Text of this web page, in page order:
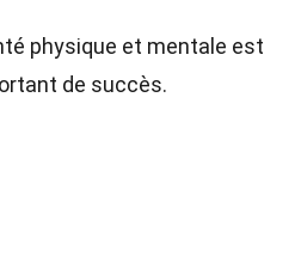
physique et mentale est
de succès.